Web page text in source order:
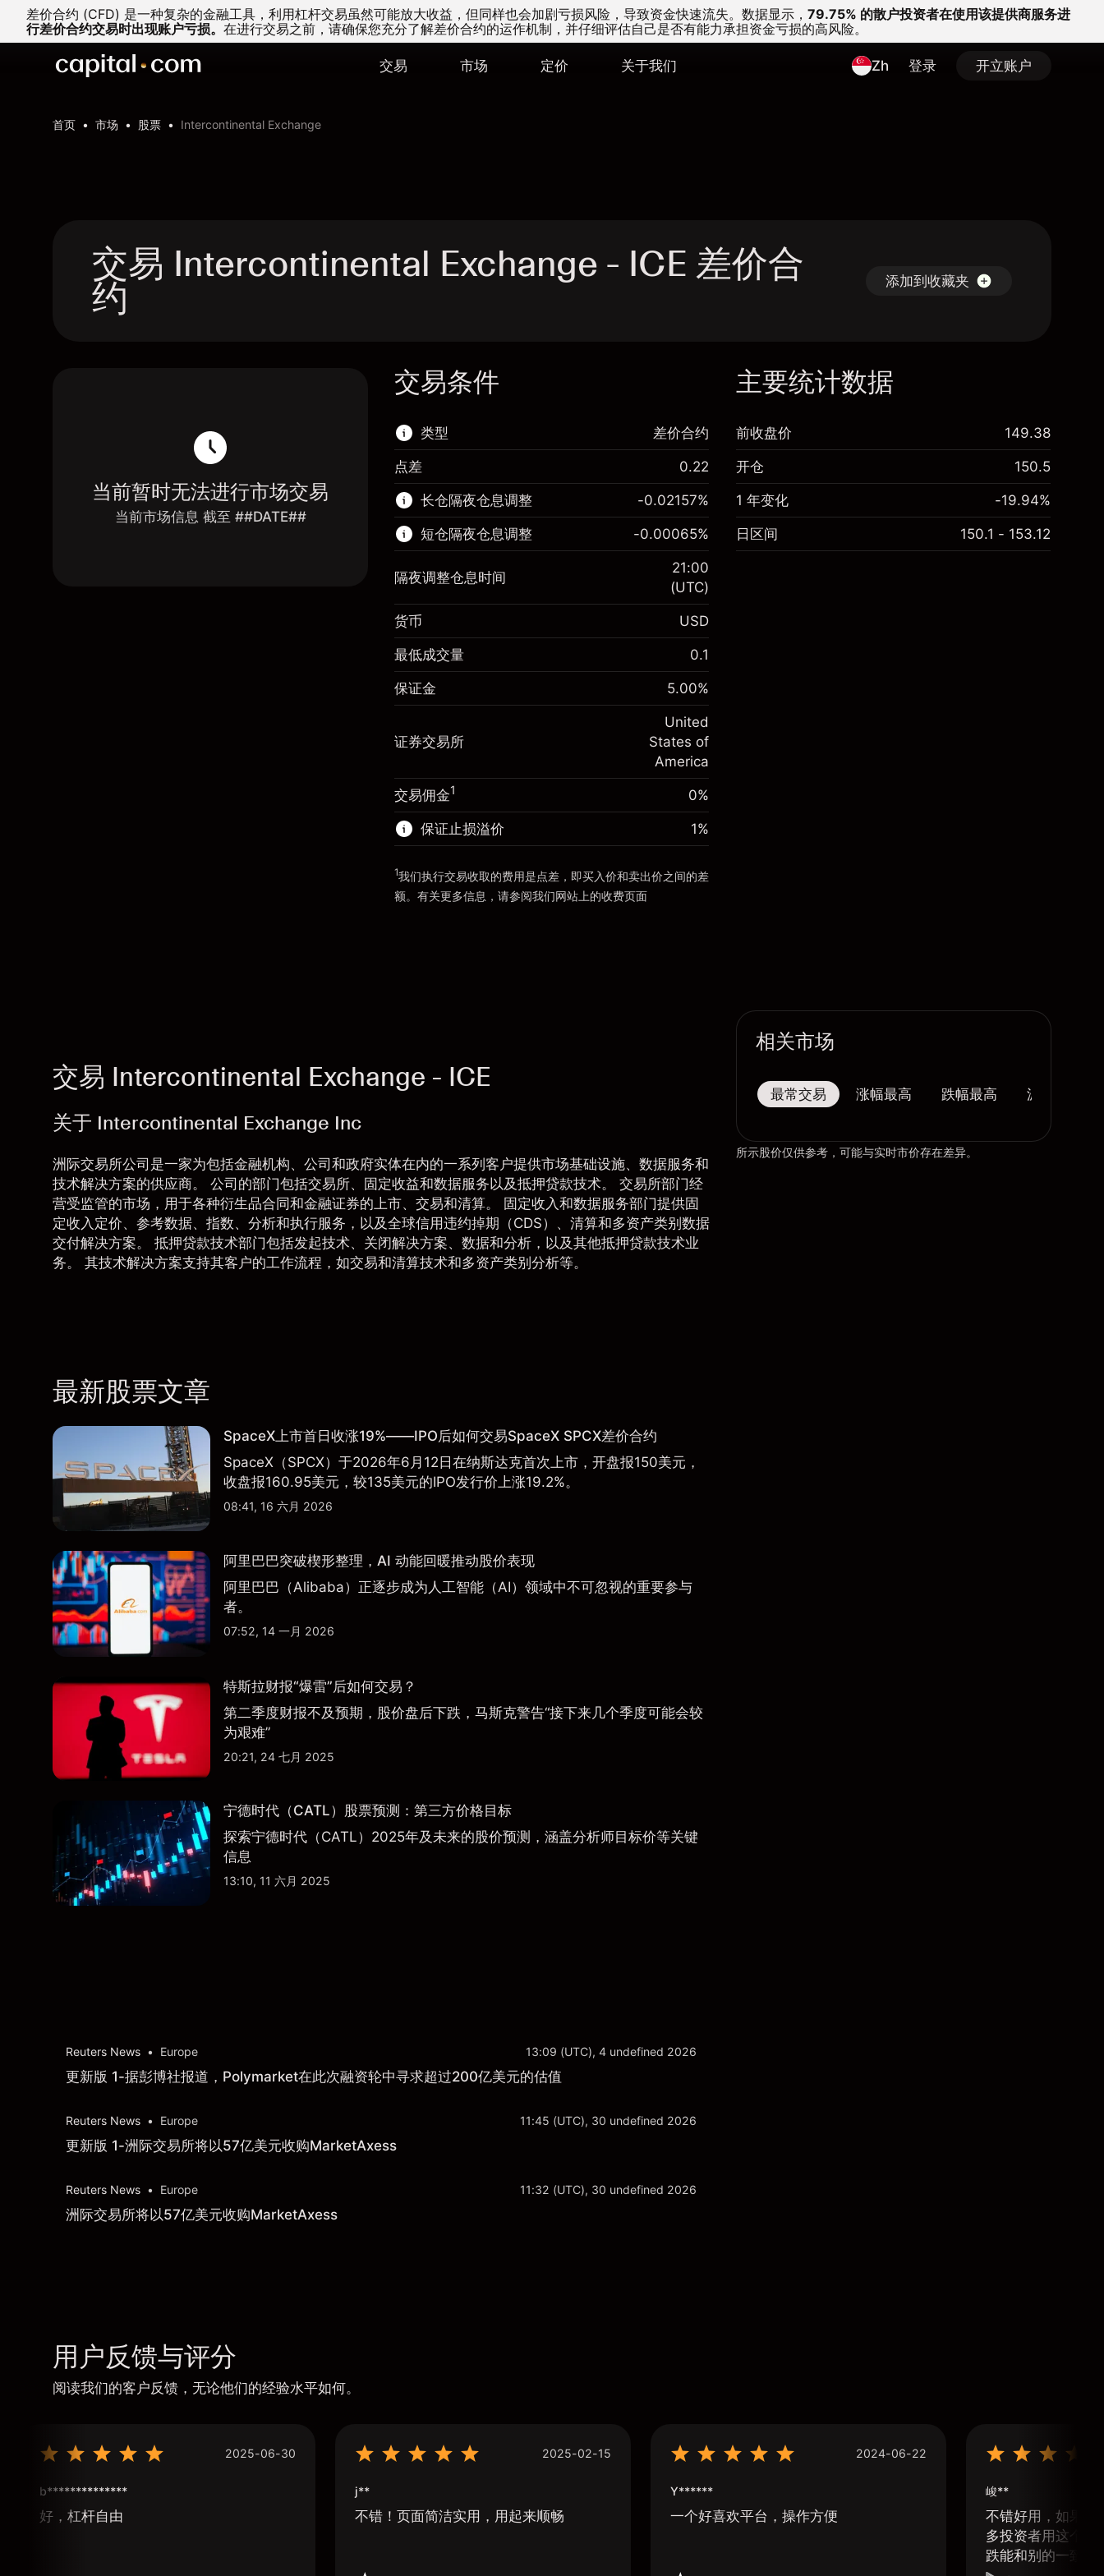
差价合约 (CFD) 是一种复杂的金融工具，利用杠杆交易虽然可能放大收益，但同样也会加剧亏损风险，导致资金快速流失。 数据显示， 79.75% 的散户投资者在使用该提供商服务进
行差价合约交易时出现账户亏损。 在进行交易之前，请确保您充分了解差价合约的运作机制，并仔细评估自己是否有能力承担资金亏损的高风险。
交易 市场 定价 关于我们 Zh 登录 开立账户
首页 市场 股票 Intercontinental Exchange
交易 Intercontinental Exchange - ICE 差价合
约 添加到收藏夹
当前暂时无法进行市场交易
当前市场信息 截至 ##DATE##
交易条件
类型
该金融市场可进行差价合约交易。
了解更多:
差价合约
差价合约
点差 0.22
长仓隔夜仓息调整
$1,000.00
隔夜仓息
来自头寸全值的费用
-0.021568
(-$4.31)
来自杠杆的资金 - 美元（大约值）
$19,000.00
前往平台
-0.02157%
短仓隔夜仓息调整
保证金。您的投资 $1,000.00
来自头寸全值的费用
-0.000654
(-$0.13)
使用杠杆的交易规模（大约值）
$20,000.00
$19,000.00
前往平台
-0.00065%
隔夜调整仓息时间
21:00
(UTC)
货币 USD
最低成交量 0.1
保证金 5.00%
证券交易所
United
States of
America
交易佣金1 0%
保证止损溢价
“服务费用”
1%
1我们执行交易收取的费用是点差，即买入价和卖出价之间的差
额。有关更多信息，请参阅我们网站上的收费页面
主要统计数据
前收盘价 149.38
开仓 150.5
1 年变化 -19.94%
日区间 150.1 - 153.12
交易 Intercontinental Exchange - ICE
关于 Intercontinental Exchange Inc
洲际交易所公司是一家为包括金融机构、公司和政府实体在内的一系列客户提供市场基础设施、数据服务和
技术解决方案的供应商。 公司的部门包括交易所、固定收益和数据服务以及抵押贷款技术。 交易所部门经
营受监管的市场，用于各种衍生品合同和金融证券的上市、交易和清算。 固定收入和数据服务部门提供固
定收入定价、参考数据、指数、分析和执行服务，以及全球信用违约掉期（CDS）、清算和多资产类别数据
交付解决方案。 抵押贷款技术部门包括发起技术、关闭解决方案、数据和分析，以及其他抵押贷款技术业
务。 其技术解决方案支持其客户的工作流程，如交易和清算技术和多资产类别分析等。
最新股票文章
SpaceX上市首日收涨19%——IPO后如何交易SpaceX SPCX差价合约
SpaceX（SPCX）于2026年6月12日在纳斯达克首次上市，开盘报150美元，
收盘报160.95美元，较135美元的IPO发行价上涨19.2%。
08:41, 16 六月 2026
阿里巴巴突破楔形整理，AI 动能回暖推动股价表现
阿里巴巴（Alibaba）正逐步成为人工智能（AI）领域中不可忽视的重要参与
者。
07:52, 14 一月 2026
特斯拉财报“爆雷”后如何交易？
第二季度财报不及预期，股价盘后下跌，马斯克警告“接下来几个季度可能会较
为艰难”
20:21, 24 七月 2025
宁德时代（CATL）股票预测：第三方价格目标
探索宁德时代（CATL）2025年及未来的股价预测，涵盖分析师目标价等关键
信息
13:10, 11 六月 2025
Reuters News • Europe 13:09 (UTC), 4 undefined 2026
更新版 1-据彭博社报道，Polymarket在此次融资轮中寻求超过200亿美元的估值
Reuters News • Europe 11:45 (UTC), 30 undefined 2026
更新版 1-洲际交易所将以57亿美元收购MarketAxess
Reuters News • Europe 11:32 (UTC), 30 undefined 2026
洲际交易所将以57亿美元收购MarketAxess
相关市场
最常交易 涨幅最高 跌幅最高 波幅最大
所示股价仅供参考，可能与实时市价存在差异。
用户反馈与评分
阅读我们的客户反馈，无论他们的经验水平如何。
2025-06-30
b**************
好，杠杆自由
2025-02-15
j**
不错！页面简洁实用，用起来顺畅
2024-06-22
Y******
一个好喜欢平台，操作方便
峻**
不错好用，如果可
多投资者用这个软
跌能和别的一致那